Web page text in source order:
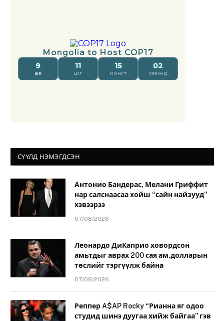
СҮҮЛД НЭМЭГДСЭН
Антонио Бандерас, Мелани Гриффит
нар салснаасаа хойш “сайн найзууд”
хэвээрээ
07/08/2026
Леонардо ДиКаприо ховордсон
амьтдыг аврах 200 сая ам.долларын
төслийг тэргүүлж байна
07/08/2026
Реппер A$AP Rocky “Рианна яг одоо
студид шинэ дуугаа хийж байгаа” гэв